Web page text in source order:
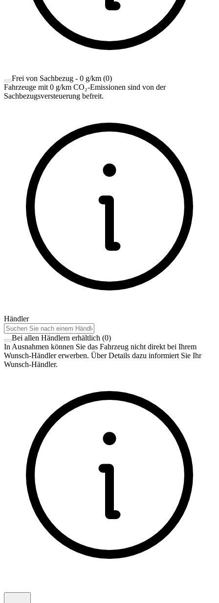
Frei von Sachbezug - 0 g/km (0)
Fahrzeuge mit 0 g/km CO₂-Emissionen sind von der
Sachbezugsversteuerung befreit.
Händler
Bei allen Händlern erhältlich (0)
In Ausnahmen können Sie das Fahrzeug nicht direkt bei Ihrem
Wunsch-Händler erwerben. Über Details dazu informiert Sie Ihr
Wunsch-Händler.